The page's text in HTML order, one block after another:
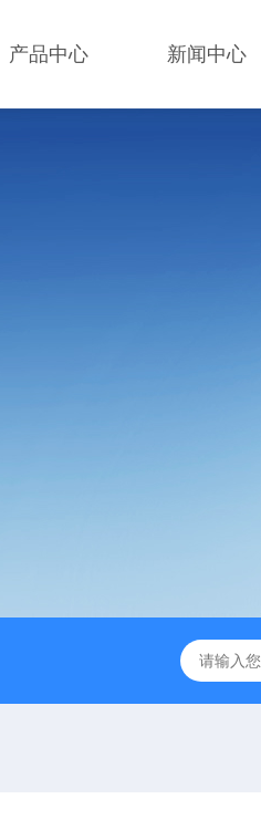
产品中心 新闻中心
DS800净气型通风柜